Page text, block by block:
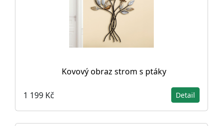
Kovový obraz strom s ptáky
1 199 Kč Detail